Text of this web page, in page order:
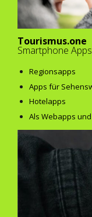
Tourismus.one
Smartphone Apps
Regionsapps
Apps für
Hotelapps
Als Webapps